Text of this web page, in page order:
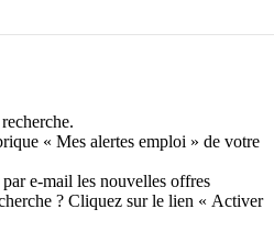
« Mes alertes emploi » de votre
e-mail les nouvelles offres
? Cliquez sur le lien « Activer